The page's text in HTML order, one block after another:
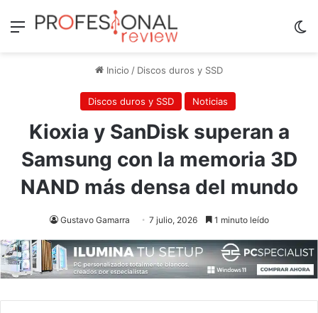
Menú
Inicio / Discos duros y SSD
Discos duros y SSD Noticias
Kioxia y SanDisk superan a
Samsung con la memoria 3D
NAND más densa del mundo
Gustavo Gamarra 7 julio, 2026 1 minuto leído